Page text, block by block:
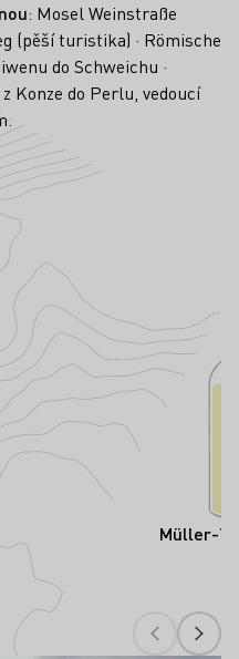
: Mosel Weinstraße
(pěší turistika) · Römische
do Schweichu ·
Konze do Perlu, vedoucí
Müller-